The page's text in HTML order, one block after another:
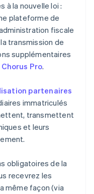
à la nouvelle loi :
plateforme de
fiscale
transmission de
supplémentaires
Chorus Pro.
partenaires
immatriculés
transmettent
et leurs
obligatoires de la
recevrez les
même façon (via